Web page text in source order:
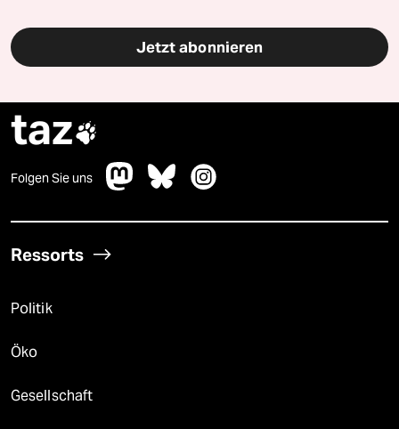
Jetzt abonnieren
taz
Folgen Sie uns
Ressorts
Politik
Öko
Gesellschaft